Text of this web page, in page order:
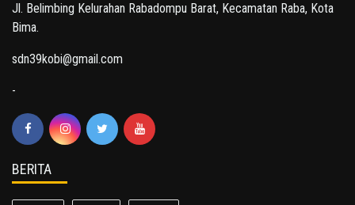
Jl. Belimbing Kelurahan Rabadompu Barat, Kecamatan Raba, Kota
Bima.
sdn39kobi@gmail.com
-
BERITA